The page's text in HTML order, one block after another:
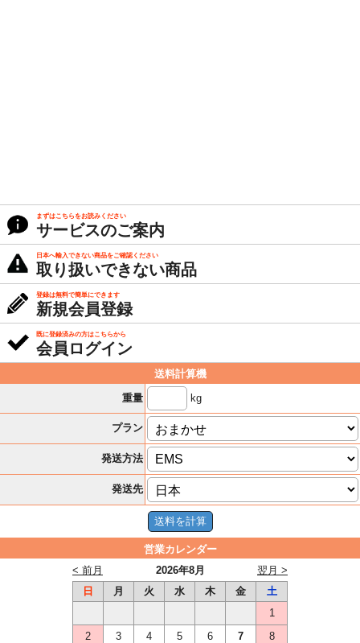
まずはこちらをお読みください
サービスのご案内
日本へ輸入できない商品をご確認ください
取り扱いできない商品
登録は無料で簡単にできます
新規会員登録
既に登録済みの方はこちらから
会員ログイン
送料計算機
重量
kg
プラン
発送方法
発送先
営業カレンダー
2026年8月
< 前月
翌月 >
日
月 火 水 木 金
土
1
2
3 4 5 6 7
8